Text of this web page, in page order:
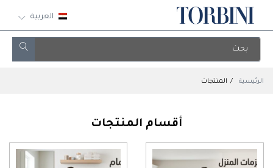
العربية
الرئيسية المنتجات
أقسام المنتجات